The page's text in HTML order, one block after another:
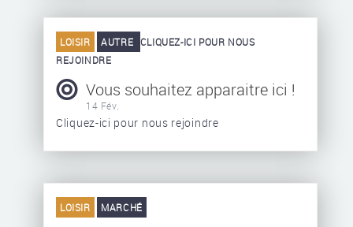
LOISIR AUTRE CLIQUEZ-ICI POUR NOUS
REJOINDRE
Vous souhaitez apparaitre ici !
14 Fév.
Cliquez-ici pour nous rejoindre
LOISIR MARCHÉ